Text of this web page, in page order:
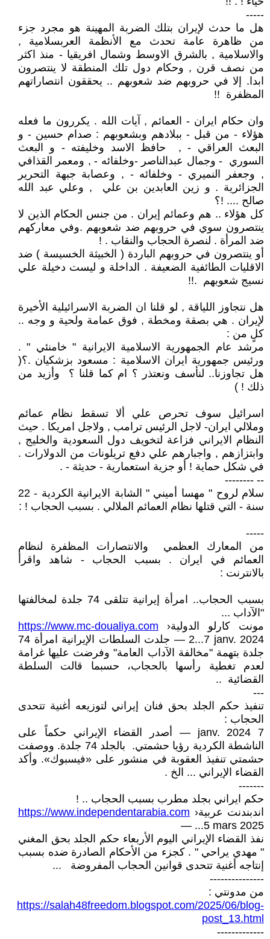
-----
هل ما حدث لإيران بتلك الضربة المهينة هو مجرد جزء
من ظاهرة عامة تحدث مع الأنظمة العربسلامية ,
والاسلامية , بالشرق الاوسط وشمال افريقيا - منذ اكثر
من نصف قرن , وحكام دول تلك المنطقة لا ينتصرون
ابدا. إلا في حروبهم ضد شعوبهم .. يحققون انتصاراتهم
المظفرة !!
وان حكام ايران - العمائم , آيات الله . يكررون ما فعله
هؤلاء - من قبل - ببلادهم وبشعوبهم : صدام حسين - و
البعث العراقي - , حافظ الاسد وخليفته - و البعث
السوري - وجمال عبدالناصر -وخلفائه - , ومعمر القذافي
, وجعفر النميري - وخلفائه - , وعصابة جبهة التحرير
الجزائرية . و زين العابدين بن علي , وعلي عبد الله
صالح .... !؟
كل هؤلاء .. هم وعمائم إيران . من جنس الحكام الذين لا
ينتصرون سوي في حروبهم ضد شعوبهم .وفي معاركهم
ضد المرأة . لنصرة الحجاب والنقاب . !
أو ينتصرون في حروبهم الباردة ( الخبيثة الخسيسة ) ضد
الاقليات الطائفية الضعيفة . الداخلة و ليست دخيلة علي
نسيج شعوبهم .!!
هل نتجاوز اللياقة , لو قلنا ان الضربة الاسرائيلية الأخيرة
لإيران . هي بصقة ومخطة , فوق عمامة ولحية و وجه ..
كلٍ من :
مرشد عام الجمهورية الاسلامية الايرانية " خامنئي " .
ورئيس جمهورية ايران الاسلامية : مسعود بزشكيان .؟(
هل تجاوزنا.. لنأسف ونعتذر ؟ ام كما قلنا ؟ وأزيد من
ذلك ! )
اسرائيل سوف تحرص علي ألا تسقط نظام عمائم
وملالي ايران- لاجل الرئيس ترامب , ولاجل امريكا . حيث
النظام الايراني فزاعة لتخويف دول السعودية والخليج ,
وابتزازهم , واجبارهم علي دفع تريلونات من الدولارات .
في شكل حماية ! أو جزية استعمارية - حديثة - .
-- --------
سلام لروح " مهسا أميني " الشابة الايرانية الكردية - 22
سنة - التي قتلها نظام العمائم الملالي . بسبب الحجاب ! :
-----
من المعارك العظمي والانتصارات المظفرة لنظام
العمائم في ايران . بسبب الحجاب - شاهد واقرأ
بالانترنت :
بسبب الحجاب.. امرأة إيرانية تتلقى 74 جلدة لمخالفتها
"الآداب ...
مونت كارلو الدولية
https://www.mc-doualiya.com ›
2...7 janv. 2024 — جلدت السلطات الإيرانية امرأة 74
جلدة بتهمة "مخالفة الآداب العامة" وفرضت عليها غرامة
لعدم تغطية رأسها بالحجاب، حسبما قالت السلطة
القضائية ..
---
تنفيذ حكم الجلد بحق فنان إيراني لتوزيعه أغنية تتحدى
الحجاب :
7 janv. 2024 — أصدر القضاء الإيراني حكماً على
الناشطة الكردية رؤيا حشمتي. بالجلد 74 جلدة. ووصفت
حشمتي تنفيذ العقوبة في منشور على «فيسبوك». وأكد
القضاء الإيراني ... الخ .
-------
حكم ايراني بجلد مطرب بسبب الحجاب .. !
اندبندنت عربية
https://www.independentarabia.com ›
...5 mars 2025 —
نفذ القضاء الإيراني اليوم الأربعاء حكم الجلد بحق المغني
" مهدي يراحي " . كجزء من الأحكام الصادرة ضده بسبب
إنتاجه أغنية تتحدى قوانين الحجاب المفروضة ...
---------------
من مدونتي :
https://salah48freedom.blogspot.com/2025/06/blog-
post_13.html
-------------